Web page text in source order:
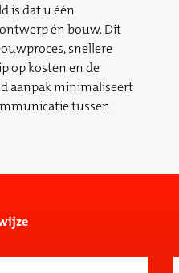
is dat u één
én bouw. Dit
snellere
op kosten en de
aanpak minimaliseert
tussen